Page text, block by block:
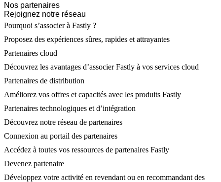
Nos partenaires
Rejoignez notre réseau
Pourquoi s’associer à Fastly ?
Proposez des expériences sûres, rapides et attrayantes
Partenaires cloud
Découvrez les avantages d’associer Fastly à vos services cloud
Partenaires de distribution
Améliorez vos offres et capacités avec les produits Fastly
Partenaires technologiques et d’intégration
Découvrez notre réseau de partenaires
Connexion au portail des partenaires
Accédez à toutes vos ressources de partenaires Fastly
Devenez partenaire
Développez votre activité en revendant ou en recommandant des